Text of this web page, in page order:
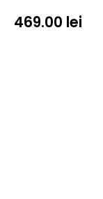
469.00 lei